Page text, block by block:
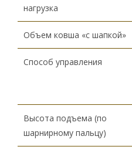
нагрузка
Объем ковша «с шапкой»
Способ управления
Высота подъема (по
шарнирному пальцу)